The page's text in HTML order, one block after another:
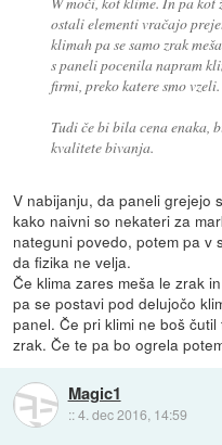
ostali elementi vračajo
klimah pa se samo zrak
s paneli pocenila napram
firmi, preko katere smo vzeli.
Tudi če bi bila cena enaka,
kvalitete bivanja.
V nabijanju, da paneli grejejo
kako naivni so nekateri za
nateguni povedo, potem pa v
da fizika ne velja.
Če klima zares meša le zrak
pa se postavi pod delujočo
panel. Če pri klimi ne boš
zrak. Če te pa bo ogrela
Magic1
::4. dec 2016, 14:59